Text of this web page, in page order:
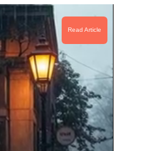
Read Article